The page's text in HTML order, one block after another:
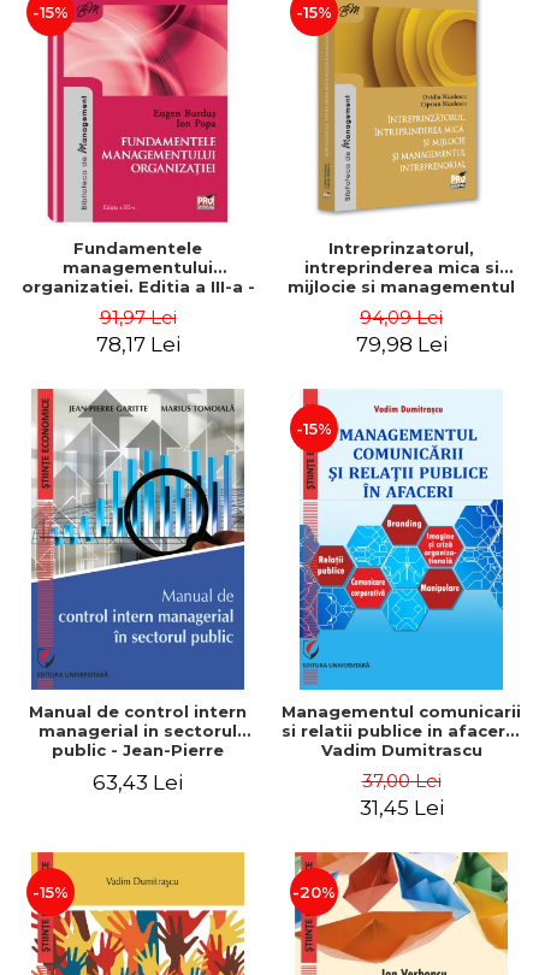
-15%
Fundamentele
managementului
organizatiei. Editia a III-a -
91,97 Lei
78,17 Lei
-15%
Intreprinzatorul,
intreprinderea mica si
mijlocie si managementul
Nicolescu, Ciprian
Nicolescu
94,09 Lei
79,98 Lei
Manual de control intern
managerial in sectorul
public - Jean-Pierre
63,43 Lei
-15%
Managementul comunicarii
si relatii publice in afaceri -
Vadim Dumitrascu
37,00 Lei
31,45 Lei
-15% -20%